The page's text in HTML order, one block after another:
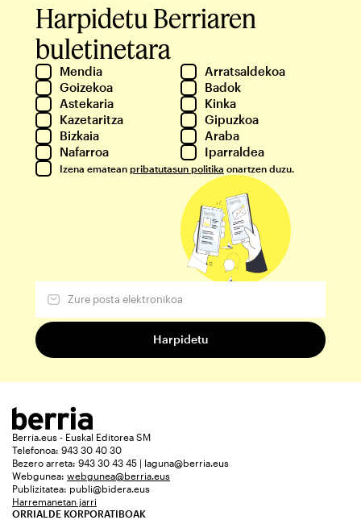
Harpidetu Berriaren
buletinetara
Mendia
Arratsaldekoa
Goizekoa
Badok
Astekaria
Kinka
Kazetaritza
Gipuzkoa
Bizkaia
Araba
Nafarroa
Iparraldea
Izena ematean pribatutasun politika onartzen duzu.
Berria.eus - Euskal Editorea SM
Telefonoa: 943 30 40 30
Bezero arreta: 943 30 43 45 | laguna@berria.eus
Webgunea: webgunea@berria.eus
Publizitatea: publi@bidera.eus
Harremanetan jarri
ORRIALDE KORPORATIBOAK